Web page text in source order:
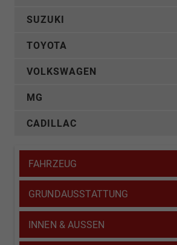
SUZUKI
TOYOTA
VOLKSWAGEN
MG
CADILLAC
FAHRZEUG
GRUNDAUSSTATTUNG
INNEN & AUSSEN